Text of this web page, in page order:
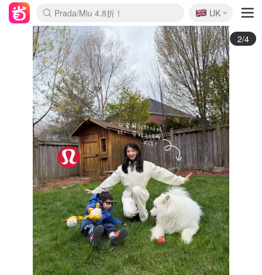
麦卢卡蜂蜜夏促！个位数！
Prada/Miu 4.8折！
啥？必胜客披萨5折！
🇬🇧
UK
3/4